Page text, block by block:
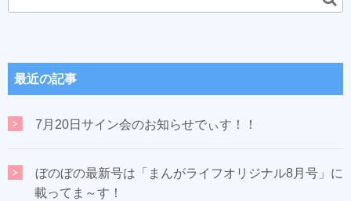
最近の記事
7月20日サイン会のお知らせでぃす！！
ぼのぼの最新号は「まんがライフオリジナル8月号」に
載ってま～す！